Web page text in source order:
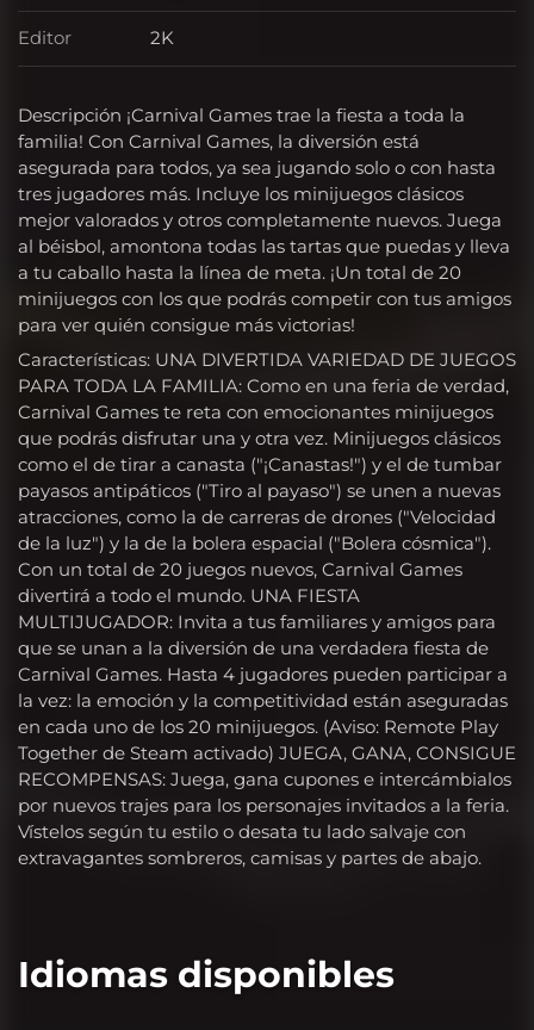
Descripción ¡Carnival Games trae la fiesta a toda la
familia! Con Carnival Games, la diversión está
asegurada para todos, ya sea jugando solo o con hasta
tres jugadores más. Incluye los minijuegos clásicos
mejor valorados y otros completamente nuevos. Juega
al béisbol, amontona todas las tartas que puedas y lleva
a tu caballo hasta la línea de meta. ¡Un total de 20
minijuegos con los que podrás competir con tus amigos
para ver quién consigue más victorias!
Características: UNA DIVERTIDA VARIEDAD DE JUEGOS
PARA TODA LA FAMILIA: Como en una feria de verdad,
Carnival Games te reta con emocionantes minijuegos
que podrás disfrutar una y otra vez. Minijuegos clásicos
como el de tirar a canasta ("¡Canastas!") y el de tumbar
payasos antipáticos ("Tiro al payaso") se unen a nuevas
atracciones, como la de carreras de drones ("Velocidad
de la luz") y la de la bolera espacial ("Bolera cósmica").
Con un total de 20 juegos nuevos, Carnival Games
divertirá a todo el mundo. UNA FIESTA
MULTIJUGADOR: Invita a tus familiares y amigos para
que se unan a la diversión de una verdadera fiesta de
Carnival Games. Hasta 4 jugadores pueden participar a
la vez: la emoción y la competitividad están aseguradas
en cada uno de los 20 minijuegos. (Aviso: Remote Play
Together de Steam activado) JUEGA, GANA, CONSIGUE
RECOMPENSAS: Juega, gana cupones e intercámbialos
por nuevos trajes para los personajes invitados a la feria.
Vístelos según tu estilo o desata tu lado salvaje con
extravagantes sombreros, camisas y partes de abajo.
Editor
Editor
2K
Idiomas disponibles